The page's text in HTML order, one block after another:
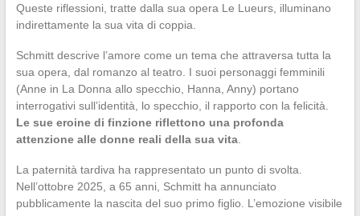
Queste riflessioni, tratte dalla sua opera Le Lueurs, illuminano
indirettamente la sua vita di coppia.
Schmitt descrive l’amore come un tema che attraversa tutta la
sua opera, dal romanzo al teatro. I suoi personaggi femminili
(Anne in La Donna allo specchio, Hanna, Anny) portano
interrogativi sull’identità, lo specchio, il rapporto con la felicità.
Le sue eroine di finzione riflettono una profonda
attenzione alle donne reali della sua vita.
La paternità tardiva ha rappresentato un punto di svolta.
Nell’ottobre 2025, a 65 anni, Schmitt ha annunciato
pubblicamente la nascita del suo primo figlio. L’emozione visibile